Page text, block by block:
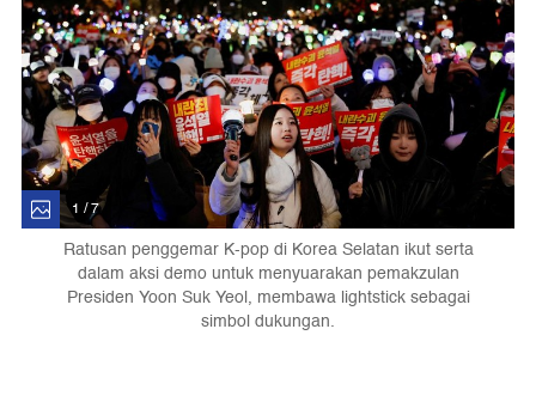
1 / 7
Ratusan penggemar K-pop di Korea Selatan ikut serta
dalam aksi demo untuk menyuarakan pemakzulan
Presiden Yoon Suk Yeol, membawa lightstick sebagai
simbol dukungan.